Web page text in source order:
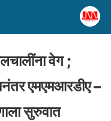
वेग ;
एमएमआरडीए –
सुरुवात